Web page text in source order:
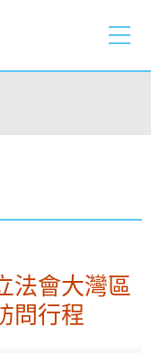
法會大灣區
問行程